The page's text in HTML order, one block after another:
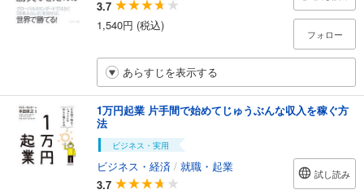
3.7
1,540円 (税込)
フォロー
あらすじを表示する
1万円起業 片手間で始めてじゅうぶんな収入を稼ぐ方
法
ビジネス・実用
ビジネス・経済 / 就職・起業
3.7
試し読み